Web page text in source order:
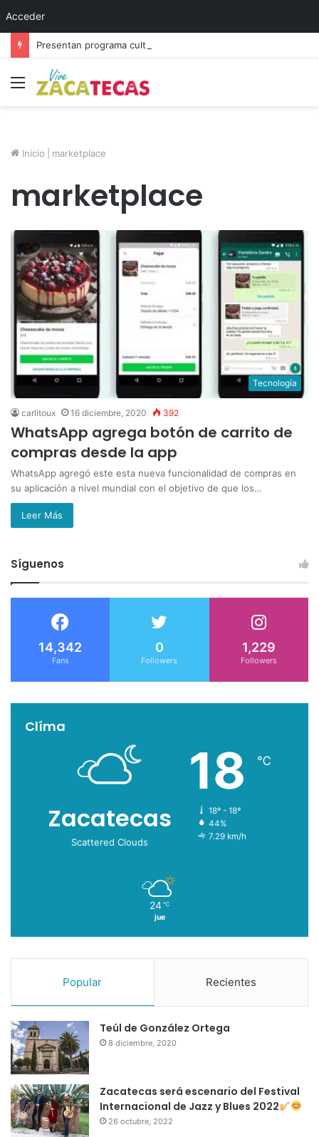
Acceder
Menú
Inicio marketplace
marketplace
Tecnología
carlitoux 16 diciembre, 2020 392
WhatsApp agrega botón de carrito de
compras desde la app
WhatsApp agregó este esta nueva funcionalidad de compras en
su aplicación a nivel mundial con el objetivo de que los…
Leer Más
Síguenos
14,342
Fans
0
Followers
1,229
Followers
Clíma
Zacatecas
Scattered Clouds
18 ℃
18º - 18º
44%
7.29 km/h
24 ℃
jue
Popular Recientes
Teúl de González Ortega
8 diciembre, 2020
Zacatecas será escenario del Festival
Internacional de Jazz y Blues 2022
26 octubre, 2022